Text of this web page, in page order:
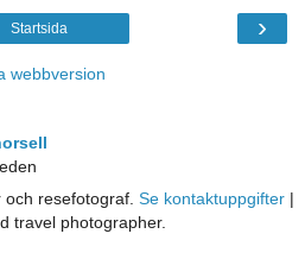
›
Startsida
webbversion
resefotograf. Se kontaktuppgifter|
travel photographer.